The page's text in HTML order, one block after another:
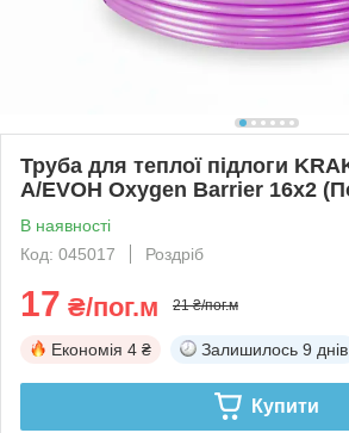
Труба для теплої підлоги
A/EVOH Oxygen Barrier 16x2
В наявності
Код: 045017
Роздріб
17 ₴/пог.м 21 ₴/пог.м
Економія 4 ₴ Залишилось 9 днів
Купити